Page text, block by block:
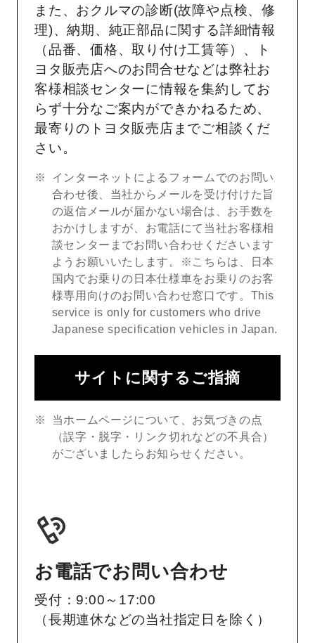
また、おクルマの診断(故障や点検、修
理)、納期、純正部品に関する詳細情報
（品番、価格、取り付け工賃等）、ト
ヨタ販売店へのお問合せなどは弊社お
客様相談センターに情報を集約してお
らず十分なご案内ができかねるため、
最寄りのトヨタ販売店までご相談くだ
さい。
インターネットによるフォームでのお問い
合わせ後、当社からメールを受け付けた旨
の返信メールが届かない場合は、お手数を
おかけしますが、お電話にて当社お客様相
談センターまでお問い合わせくださいます
ようお願いいたします。※こちらは、日本
国内でお乗りの日本仕様車をお乗りのお客
様専用向けのお問い合わせ窓口です。This
service is only for customers who drive
Japanese specification vehicles in Japan.
サイトに関するご指摘
当ホームページについて、お気づきの点
（誤字・脱字・リンク切れなどの不具合）
がございましたらお知らせください。
お電話でお問い合わせ
受付：9:00～17:00
（長期連休などの当社指定日を除く）